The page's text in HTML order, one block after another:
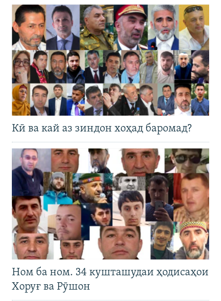
Кӣ ва кай аз зиндон хоҳад баромад?
Ном ба ном. 34 кушташудаи ҳодисаҳои
Хоруғ ва Рӯшон